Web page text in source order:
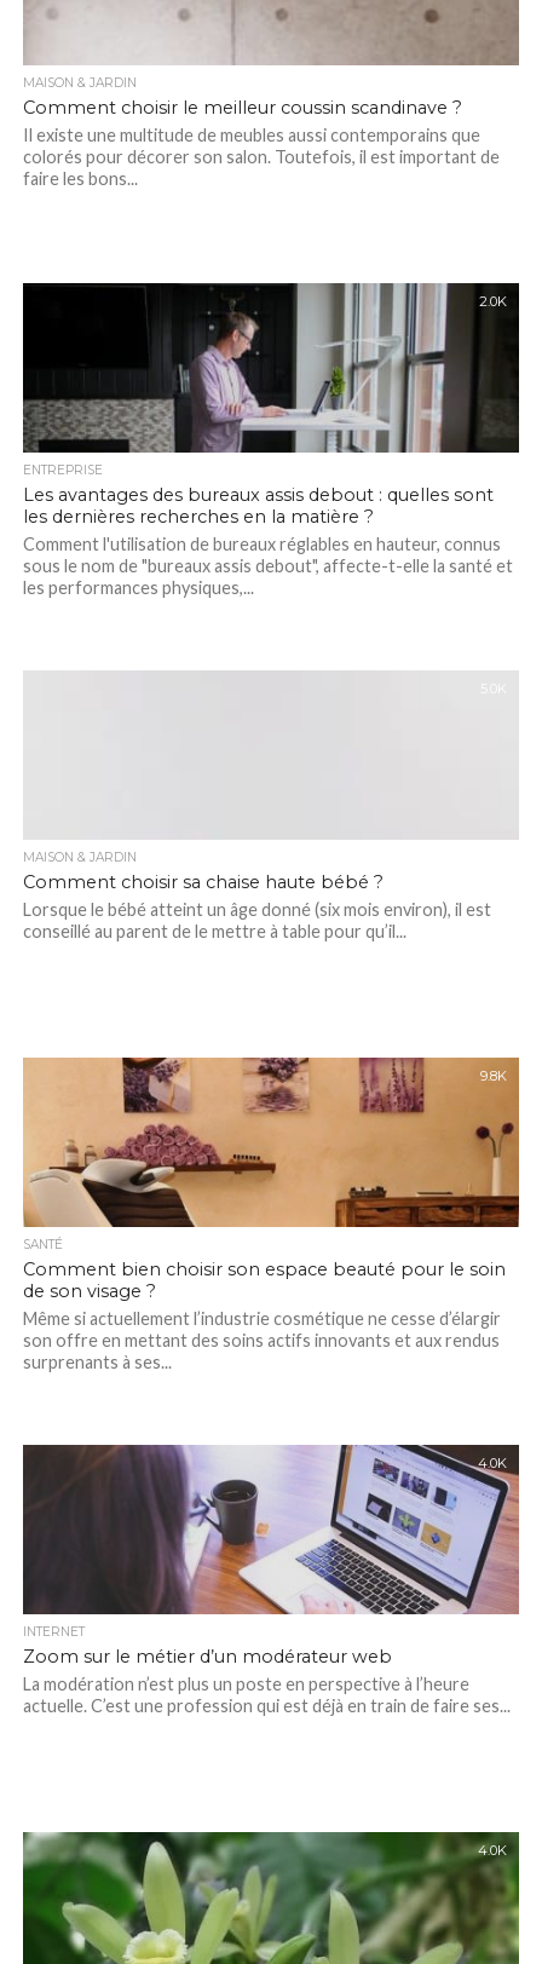
MAISON & JARDIN
Comment choisir le meilleur coussin scandinave ?
Il existe une multitude de meubles aussi contemporains que
colorés pour décorer son salon. Toutefois, il est important de
faire les bons...
2.0K
ENTREPRISE
Les avantages des bureaux assis debout : quelles sont
les dernières recherches en la matière ?
Comment l'utilisation de bureaux réglables en hauteur, connus
sous le nom de "bureaux assis debout", affecte-t-elle la santé et
les performances physiques,...
5.0K
MAISON & JARDIN
Comment choisir sa chaise haute bébé ?
Lorsque le bébé atteint un âge donné (six mois environ), il est
conseillé au parent de le mettre à table pour qu’il...
9.8K
SANTÉ
Comment bien choisir son espace beauté pour le soin
de son visage ?
Même si actuellement l’industrie cosmétique ne cesse d’élargir
son offre en mettant des soins actifs innovants et aux rendus
surprenants à ses...
4.0K
INTERNET
Zoom sur le métier d’un modérateur web
La modération n’est plus un poste en perspective à l’heure
actuelle. C’est une profession qui est déjà en train de faire ses...
4.0K